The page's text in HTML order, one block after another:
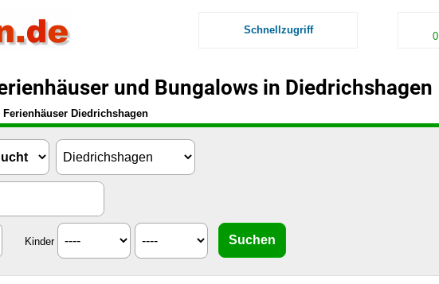
Schnellzugriff
0
und Bungalows in Diedrichshagen
Ferienhäuser Diedrichshagen
Kinder